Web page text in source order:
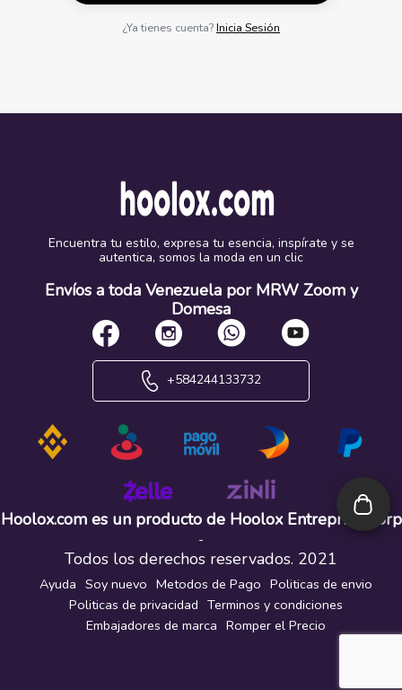
¿Ya tienes cuenta?Inicia Sesión
Ayuda Soy nuevo Metodos de Pago Politicas de envio
Politicas de privacidad Terminos y condiciones
Embajadores de marca Romper el Precio
Encuentra tu estilo, expresa tu esencia, inspírate y se
autentica, somos la moda en un clic
Envíos a toda Venezuela por MRW Zoom y
Domesa
+584244133732
Hoolox.com es un producto de Hoolox Entreprise Corp
-
Todos los derechos reservados. 2021